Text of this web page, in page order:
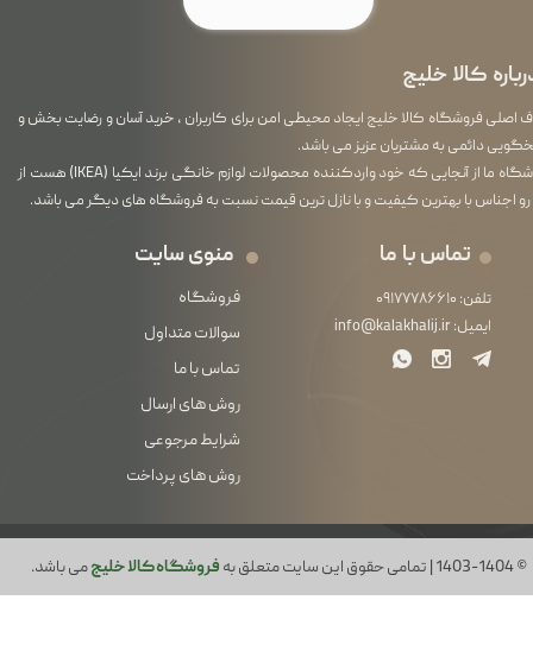
© 1403-1404 | تمامی حقوق این سایت متعلق به فروشگاه کالا خلیجمی باشد.
کالا خلیج
اصلی فروشگاه کالا خلیج ایجاد محیطی امن برای کاربران ، خرید آسان و رضایت بخش و
دائمی به مشتریان عزیز می باشد.
فروشگاه ما از آنجایی که خود واردکننده محصولات لوازم خانگی برند ایکیا (IKEA) هست از
رو اجناس با بهترین کیفیت و با نازل ترین قیمت نسبت به فروشگاه های دیگر می باشد.
منوی سایت
فروشگاه
سوالات متداول
تماس با ما
روش های ارسال
شرایط مرجوعی
روش های پرداخت
تماس با ما
تلفن: ۰۹۱۷۷۷۸۶۶۱۰
ایمیل:info@kalakhalij.ir